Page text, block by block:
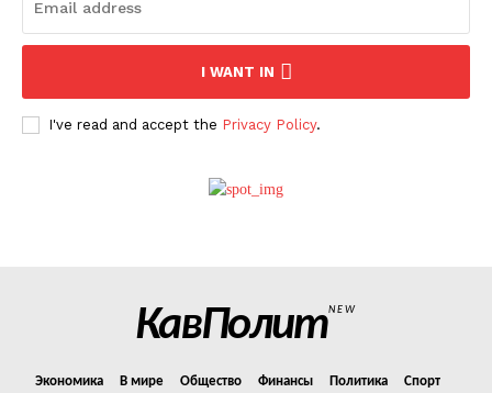
Контакты
I WANT IN
I've read and accept the Privacy Policy.
КавПолитNEW
Экономика В мире Общество Финансы Политика
Спорт